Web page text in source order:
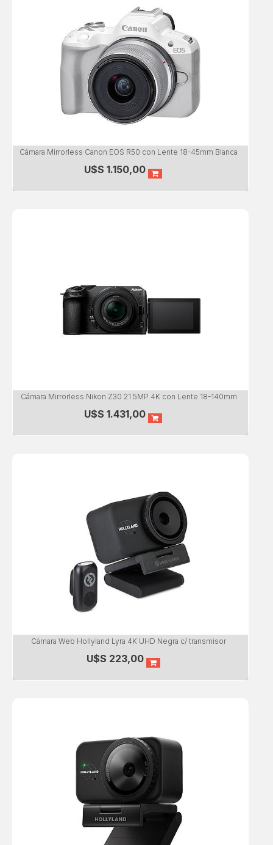
Cámara Mirrorless Canon EOS R50 con Lente 18-45mm Blanca
U$S1.150,00
Cámara Mirrorless Nikon Z30 21.5MP 4K con Lente 18-140mm
U$S1.431,00
Cámara Web Hollyland Lyra 4K UHD Negra c/ transmisor
U$S 223,00